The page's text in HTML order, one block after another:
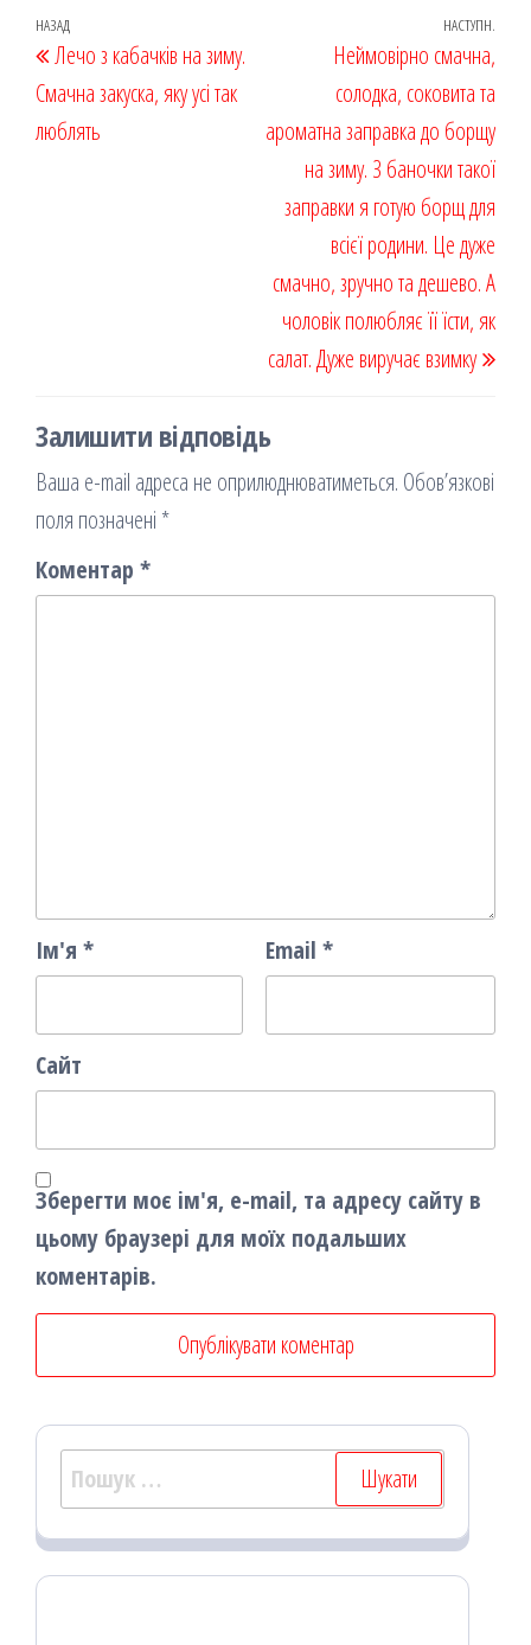
k on ис
я
Навігація
записів
Попередній
запис
НАЗАД
Лечо з кабачків на зиму.
Смачна закуска, яку усі так
люблять
НАСТУПН.
Неймовірно смачна,
солодка, соковита та
ароматна заправка до борщу
на зиму. З баночки такої
заправки я готую борщ для
всієї родини. Це дуже
смачно, зручно та дешево. А
чоловік полюбляє її їсти, як
салат. Дуже виручає взимку
Залишити відповідь
Ваша e-mail адреса не оприлюднюватиметься. Обов’язкові
поля позначені *
Коментар *
Ім'я * Email *
Сайт
Зберегти моє ім'я, e-mail, та адресу сайту в
цьому браузері для моїх подальших
коментарів.
Пошук: